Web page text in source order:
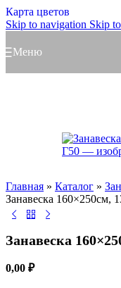
Карта цветов
Skip to navigation Skip
Меню
Главная » Каталог »
Занавеска 160×250см,
Занавеска
0,00 ₽